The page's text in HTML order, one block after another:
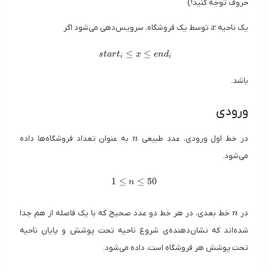
حروف توجه کنید!)
یک ناحیهx
x توسط یک فروشگاه، سرویس‌دهی می‌شود اگر
start_i \leq x \leq end_i
starti ≤ x ≤ endi
باشد.
ورودی
در خط اول ورودی، عدد طبیعی nبه عنوان تعداد فروشگاه‌ها داده
می‌شود.
1 \leq n \leq 50
1 ≤ n ≤ 50
در n خط بعدی، در هر خط دو عدد صحیح که با یک فاصله از هم جدا
شده‌اند که نشان‌دهنده‌ی شروع ناحیه تحت پوشش و پایان ناحیه
تحت پوشش هر فروشگاه است، داده می‌شود.